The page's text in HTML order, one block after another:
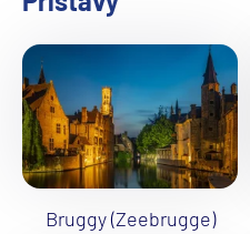
Bruggy (Zeebrugge)